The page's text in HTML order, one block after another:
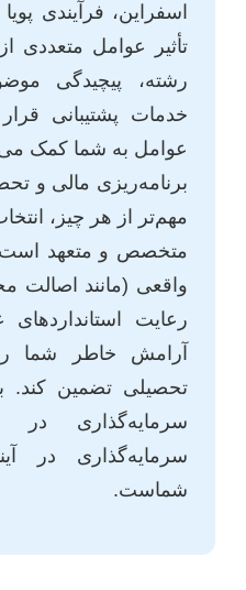
اسفراین، فرآیندی
تأثیر عوامل متعددی
رشته، پیچیدگی
خدمات پشتیبانی
عوامل به شما کمک
برنامه‌ریزی مالی و
مهم‌تر از هر چیز،
متخصص و متعهد است
واقعی (مانند اصالت
رعایت
آرامش خاطر شما
تحصیلی تضمین کند.
سرمایه‌گذاری در
سرمایه‌گذاری در
شماست.